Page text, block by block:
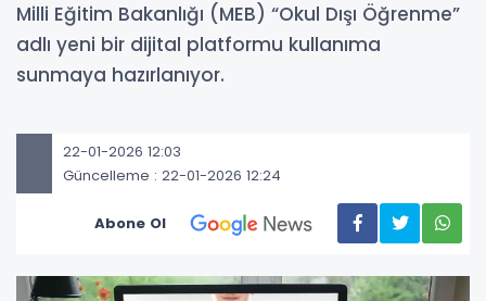
Milli Eğitim Bakanlığı (MEB) “Okul Dışı Öğrenme”
adlı yeni bir dijital platformu kullanıma
sunmaya hazırlanıyor.
22-01-2026 12:03
Güncelleme : 22-01-2026 12:24
Abone Ol